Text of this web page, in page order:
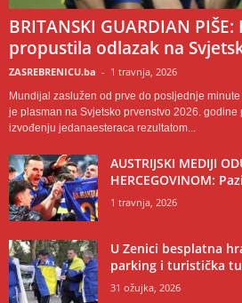
BRITANSKI GUARDIAN
propustila odlazak na
ZASREBRENICU.ba - 1 travnja, 2026
Mundijal zaslužen od prve do posljednje
je plasman na Svjetsko prvenstvo 2026. godine
izvođenju jedanaesteraca rezultatom...
AUSTRIJSKI MEDIJI
HERCEGOVINOM:
1 travnja, 2026
U Zenici besplatna
parking i turistička
31 ožujka, 2026